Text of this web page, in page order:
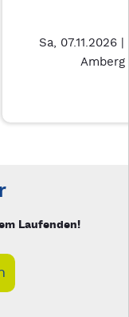
Sa, 07.11.2026
Amberg
Laufenden!